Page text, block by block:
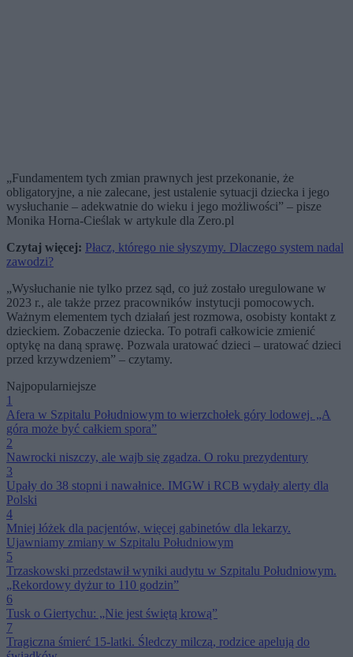
„Fundamentem tych zmian prawnych jest przekonanie, że
obligatoryjne, a nie zalecane, jest ustalenie sytuacji dziecka i jego
wysłuchanie – adekwatnie do wieku i jego możliwości” – pisze
Monika Horna-Cieślak w artykule dla Zero.pl
Czytaj więcej: Płacz, którego nie słyszymy. Dlaczego system nadal
zawodzi?
„Wysłuchanie nie tylko przez sąd, co już zostało uregulowane w
2023 r., ale także przez pracowników instytucji pomocowych.
Ważnym elementem tych działań jest rozmowa, osobisty kontakt z
dzieckiem. Zobaczenie dziecka. To potrafi całkowicie zmienić
optykę na daną sprawę. Pozwala uratować dzieci – uratować dzieci
przed krzywdzeniem” – czytamy.
Najpopularniejsze
1
Afera w Szpitalu Południowym to wierzchołek góry lodowej. „A
góra może być całkiem spora”
2
Nawrocki niszczy, ale wajb się zgadza. O roku prezydentury
3
Upały do 38 stopni i nawałnice. IMGW i RCB wydały alerty dla
Polski
4
Mniej łóżek dla pacjentów, więcej gabinetów dla lekarzy.
Ujawniamy zmiany w Szpitalu Południowym
5
Trzaskowski przedstawił wyniki audytu w Szpitalu Południowym.
„Rekordowy dyżur to 110 godzin”
6
Tusk o Giertychu: „Nie jest świętą krową”
7
Tragiczna śmierć 15-latki. Śledczy milczą, rodzice apelują do